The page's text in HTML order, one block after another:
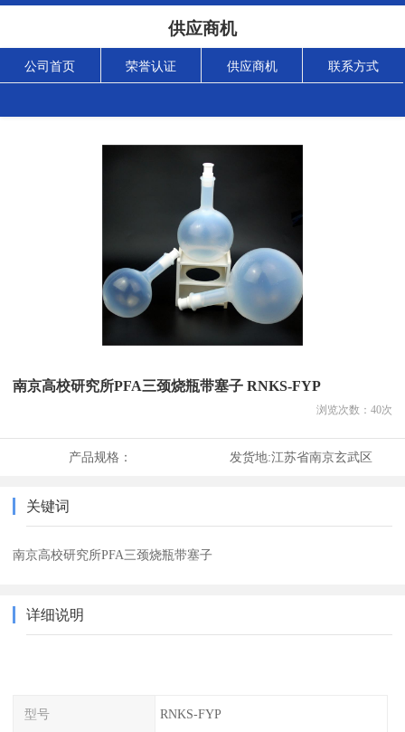
供应商机
公司首页 荣誉认证 供应商机 联系方式
南京高校研究所PFA三颈烧瓶带塞子 RNKS-FYP
浏览次数： 40次
产品规格： 发货地:江苏省南京玄武区
关键词
南京高校研究所PFA三颈烧瓶带塞子
详细说明
型号 RNKS-FYP